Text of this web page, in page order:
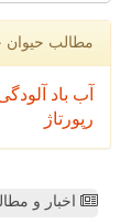
مطالب حیوان
آب باد
رپورتاژ
اخبار و